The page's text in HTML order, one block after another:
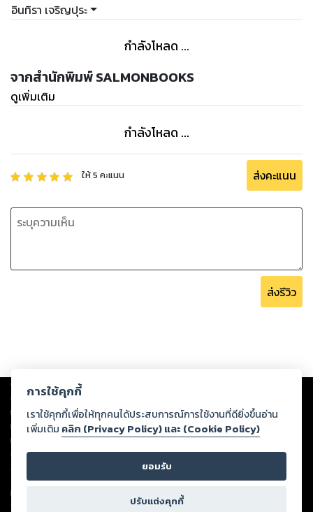
อินทิรา เจริญปุระ
กำลังโหลด ...
จากสำนักพิมพ์ SALMONBOOKS
ดูเพิ่มเติม
กำลังโหลด ...
ให้5 คะแนน ส่งคะแนน
ส่งรีวิว
Copyright © 2026
ต่อผลงานหรือเนื้อหาใดที่อัปโหลดผ่านเว็บไซต์และปรากฏว่าละเมิดสิทธิใน
ทรัพย์สินทางปัญญาของบุคคลอื่นหรือขัดต่อกฎหมายและศีลธรรม ดังนั้น ผู้อ่าน
ทุกท่านโปรดใช้วิจารณญาณในการกลั่นกรองด้วยตนเอง และหากท่านพบว่าส่วน
หนึ่งส่วนใดขัดต่อกฎหมายและศีลธรรม กรุณาแจ้งมายังบริษัท เพื่อทีมงานจะได้
ดำเนินการในทันที ทั้งนี้ ทางสตอรี่ล็อกขอสงวนลิขสิทธิ์ตามพระราชบัญญัติ
ลิขสิทธิ์ พ.ศ. 2537 (ฉบับล่าสุด)
For support: member@ookbee.com
Version
การใช้คุกกี้
เราใช้คุกกี้เพื่อให้ทุกคนได้ประสบการณ์การใช้งานที่ดียิ่งขึ้นอ่าน
เพิ่มเติม คลิก (Privacy Policy) และ (Cookie Policy)
ยอมรับ
ปรับแต่งคุกกี้